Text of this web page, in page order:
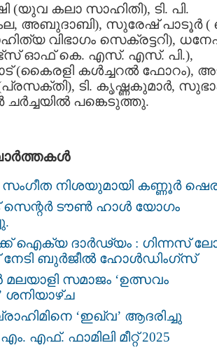
കലാ സാഹിതി), ടി. പി.
അബുദാബി), സുരേഷ് പാടൂര്‍ (
വിഭാഗം സെക്രട്ടറി),
ഓഫ് കെ. എസ്. എസ്. പി.),
(കൈരളി കള്‍ച്ചറല്‍ ഫോറം),
ടി. കൃഷ്ണകുമാര്‍,
ചര്‍ച്ചയില്‍ പങ്കെടുത്തു.
നിശയുമായി കണ്ണൂർ
സെന്റർ ടൗൺ ഹാൾ യോഗം
ഐക്യ ദാര്‍ഢ്യം : ഗിന്നസ്
നേടി ബുർജീൽ ഹോൾഡിംഗ്‌സ്
സമാജം ‘ഉത്സവം
ശനിയാഴ്ച
‘ഇഖ്‌വ’ ആദരിച്ചു
എഫ്. ഫാമിലി മീറ്റ് 2025